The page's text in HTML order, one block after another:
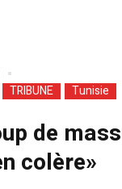
TRIBUNE Tunisie
de
colère»